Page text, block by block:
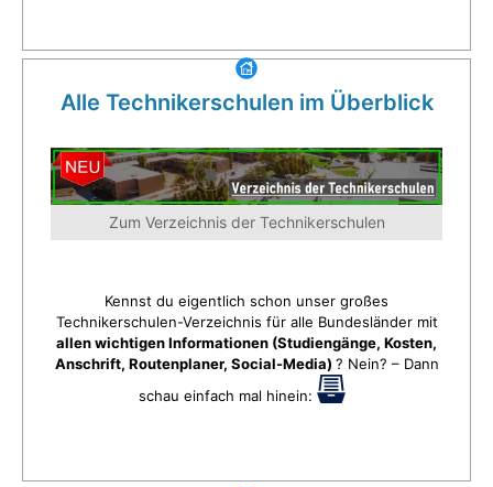
Alle Technikerschulen im Überblick
Zum Verzeichnis der Technikerschulen
Kennst du eigentlich schon unser großes
Technikerschulen-Verzeichnis für alle Bundesländer mit
allen wichtigen Informationen (Studiengänge, Kosten,
Anschrift, Routenplaner, Social-Media) ? Nein? – Dann
schau einfach mal hinein: